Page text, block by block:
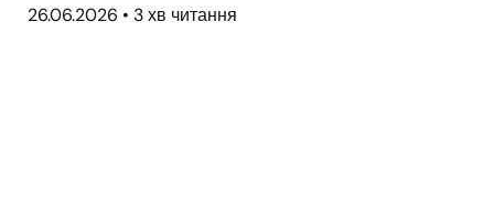
26.06.2026 • 3 хв читання